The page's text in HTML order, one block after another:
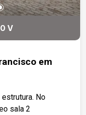
em um dos
V
em
No
sala 2